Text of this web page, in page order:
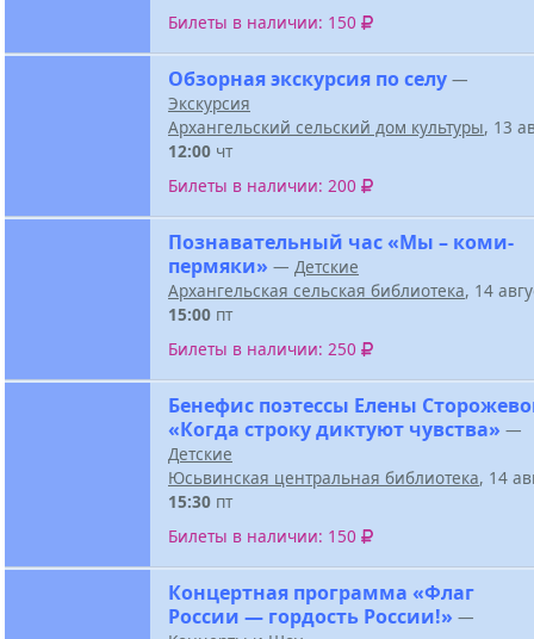
Билеты в наличии: 150
Обзорная экскурсия по селу —
Экскурсия
Архангельский сельский дом культуры, 13
12:00 чт
Билеты в наличии: 200
Познавательный час «Мы – коми-
пермяки» — Детские
Архангельская сельская библиотека, 14
15:00 пт
Билеты в наличии: 250
Бенефис поэтессы Елены
«Когда строку диктуют чувства» —
Детские
Юсьвинская центральная библиотека, 14
15:30 пт
Билеты в наличии: 150
Концертная программа «Флаг
России — гордость России!» —